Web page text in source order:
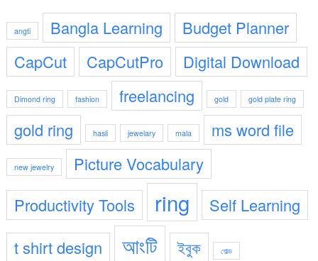
angti Bangla Learning
Budget Planner
CapCut
CapCutPro Digital Download
Dimond ring fashion freelancing gold gold plate ring
gold ring hasli jewelary mala ms word file
new jewelry
Picture Vocabulary
Productivity Tools
ring
Self Learning
t shirt design
আংটি ইবুক গোল্ড